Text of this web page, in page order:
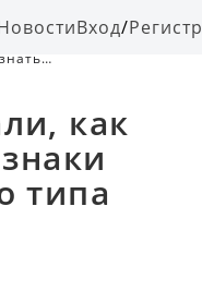
Вход/
как
типа